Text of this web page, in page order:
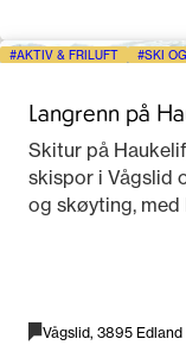
AKTIV & FRILUFT SKI
Langrenn på
Skitur på
skispor i Vågslid
og skøyting, med
Vågslid, 3895 Edland